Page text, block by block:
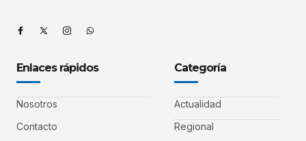
Enlaces rápidos
Nosotros
Contacto
Categoría
Actualidad
Regional